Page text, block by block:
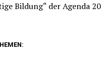
Bildung“ der Agenda